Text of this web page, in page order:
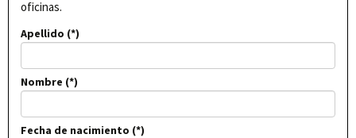
oficinas.
Apellido
Nombre
Fecha de nacimiento